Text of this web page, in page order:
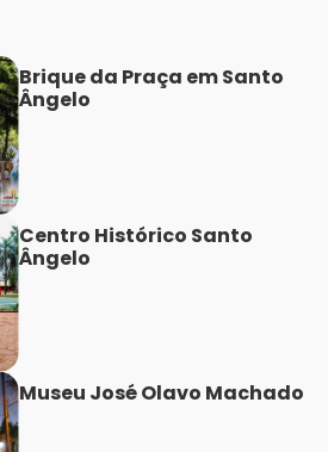
Brique da Praça em Santo
Ângelo
Centro Histórico Santo
Ângelo
Museu José Olavo Machado